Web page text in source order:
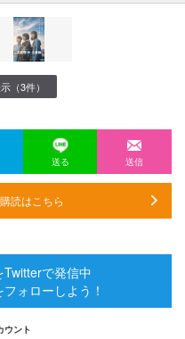
（3件）
送る 送信
読はこちら
で発信中
ォローしよう！
ウント